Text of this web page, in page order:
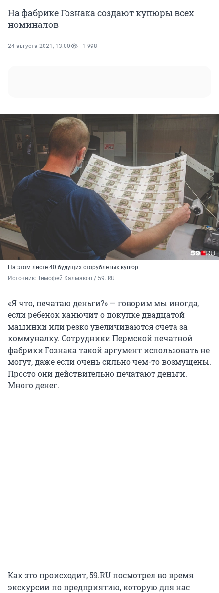
На фабрике Гознака создают купюры всех
номиналов
24 августа 2021, 13:00 1 998
На этом листе 40 будущих сторублевых купюр
Источник: Тимофей Калмаков / 59. RU
«Я что, печатаю деньги?» — говорим мы иногда,
если ребенок канючит о покупке двадцатой
машинки или резко увеличиваются счета за
коммуналку. Сотрудники Пермской печатной
фабрики Гознака такой аргумент использовать не
могут, даже если очень сильно чем-то возмущены.
Просто они действительно печатают деньги.
Много денег.
Как это происходит, 59.RU посмотрел во время
экскурсии по предприятию, которую для нас